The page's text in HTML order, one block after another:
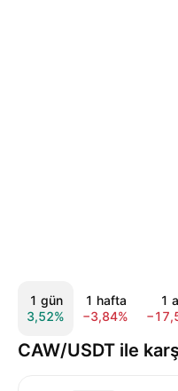
1 gün
3,52%
1 hafta
−3,84%
1
CAW/USDT ile